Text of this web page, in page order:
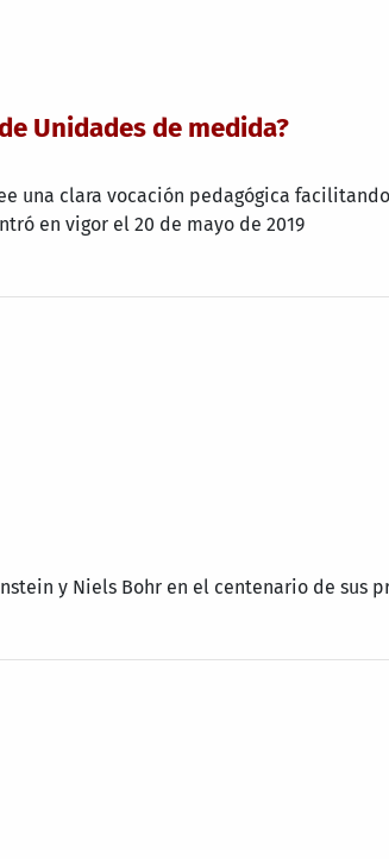
Unidades de medida?
una clara vocación pedagógica
en vigor el 20 de mayo de 2019
y Niels Bohr en el centenario de sus